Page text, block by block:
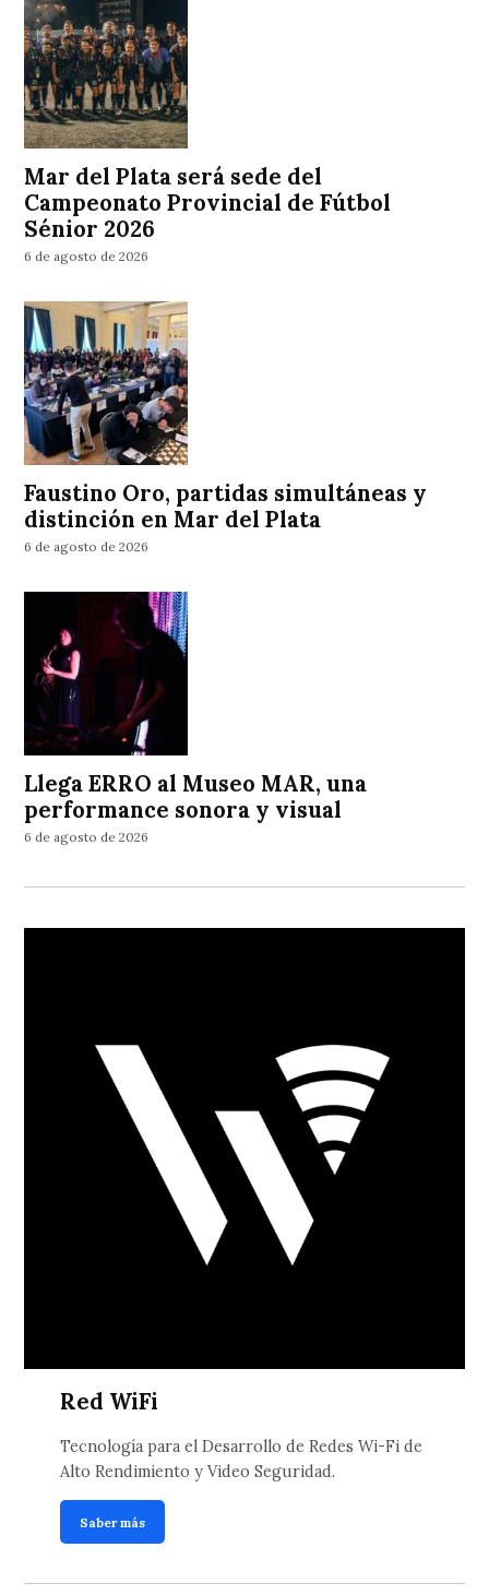
Mar del Plata será sede del
Campeonato Provincial de Fútbol
Sénior 2026
6 de agosto de 2026
Faustino Oro, partidas simultáneas y
distinción en Mar del Plata
6 de agosto de 2026
Llega ERRO al Museo MAR, una
performance sonora y visual
6 de agosto de 2026
Red WiFi
Tecnología para el Desarrollo de Redes Wi-Fi de
Alto Rendimiento y Video Seguridad.
Saber más